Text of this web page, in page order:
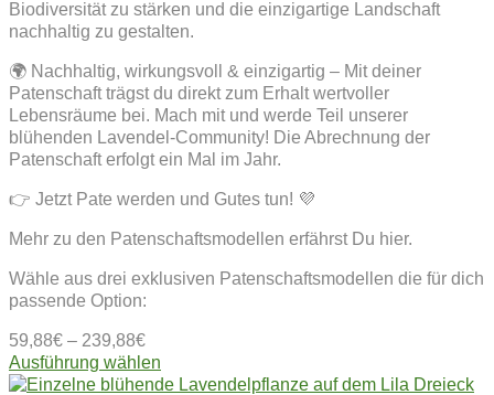
Biodiversität zu stärken und die einzigartige Landschaft
nachhaltig zu gestalten.
🌍 Nachhaltig, wirkungsvoll & einzigartig – Mit deiner
Patenschaft trägst du direkt zum Erhalt wertvoller
Lebensräume bei. Mach mit und werde Teil unserer
blühenden Lavendel-Community! Die Abrechnung der
Patenschaft erfolgt ein Mal im Jahr.
👉 Jetzt Pate werden und Gutes tun! 💜
Mehr zu den Patenschaftsmodellen erfährst Du hier.
Wähle aus drei exklusiven Patenschaftsmodellen die für dich
passende Option:
59,88€ – 239,88€
Ausführung wählen
Produkt